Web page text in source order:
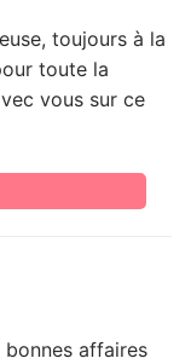
toujours à la
toute la
vous sur ce
affaires